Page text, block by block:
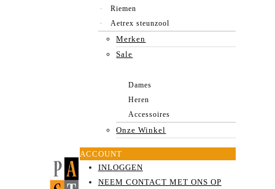
Riemen
Aetrex steunzool
Merken
Sale
Dames
Heren
Accessoires
Onze Winkel
ACCOUNT
INLOGGEN
NEEM CONTACT MET ONS OP